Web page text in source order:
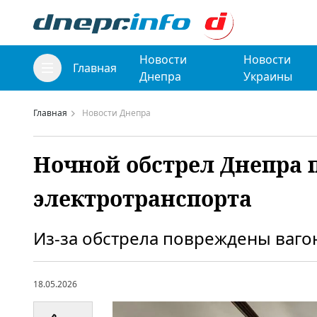
Главная
Новости
Днепра
Новости
Украины
Главная Новости Днепра
Ночной обстрел Днепра
электротранспорта
Из-за обстрела повреждены
18.05.2026